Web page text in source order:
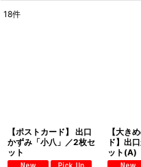
18件
【ポストカード】 出口
かずみ「小八」／2枚セ
ット
【大き
ド】出
ット(A)